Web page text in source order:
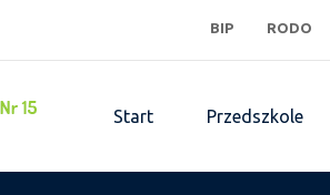
BIP RODO
Start Przedszkole